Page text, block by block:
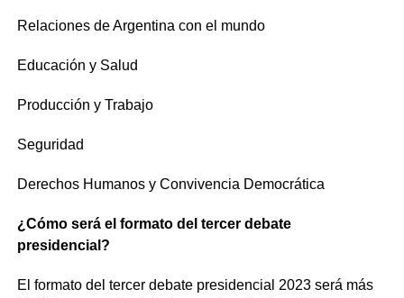
Relaciones de Argentina con el mundo
Educación y Salud
Producción y Trabajo
Seguridad
Derechos Humanos y Convivencia Democrática
¿Cómo será el formato del tercer debate
presidencial?
El formato del tercer debate presidencial 2023 será más